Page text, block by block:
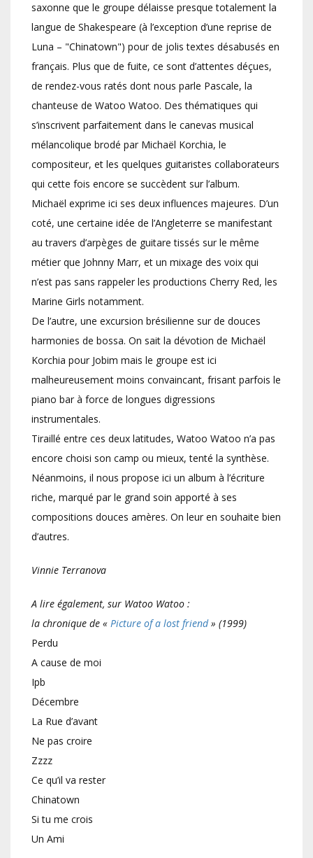
saxonne que le groupe délaisse presque totalement la
langue de Shakespeare (à l’exception d’une reprise de
Luna – "Chinatown") pour de jolis textes désabusés en
français. Plus que de fuite, ce sont d’attentes déçues,
de rendez-vous ratés dont nous parle Pascale, la
chanteuse de Watoo Watoo. Des thématiques qui
s’inscrivent parfaitement dans le canevas musical
mélancolique brodé par Michaël Korchia, le
compositeur, et les quelques guitaristes collaborateurs
qui cette fois encore se succèdent sur l’album.
Michaël exprime ici ses deux influences majeures. D’un
coté, une certaine idée de l’Angleterre se manifestant
au travers d’arpèges de guitare tissés sur le même
métier que Johnny Marr, et un mixage des voix qui
n’est pas sans rappeler les productions Cherry Red, les
Marine Girls notamment.
De l’autre, une excursion brésilienne sur de douces
harmonies de bossa. On sait la dévotion de Michaël
Korchia pour Jobim mais le groupe est ici
malheureusement moins convaincant, frisant parfois le
piano bar à force de longues digressions
instrumentales.
Tiraillé entre ces deux latitudes, Watoo Watoo n’a pas
encore choisi son camp ou mieux, tenté la synthèse.
Néanmoins, il nous propose ici un album à l’écriture
riche, marqué par le grand soin apporté à ses
compositions douces amères. On leur en souhaite bien
d’autres.
Vinnie Terranova
A lire également, sur Watoo Watoo :
la chronique de « Picture of a lost friend» (1999)
Perdu
A cause de moi
Ipb
Décembre
La Rue d’avant
Ne pas croire
Zzzz
Ce qu’il va rester
Chinatown
Si tu me crois
Un Ami